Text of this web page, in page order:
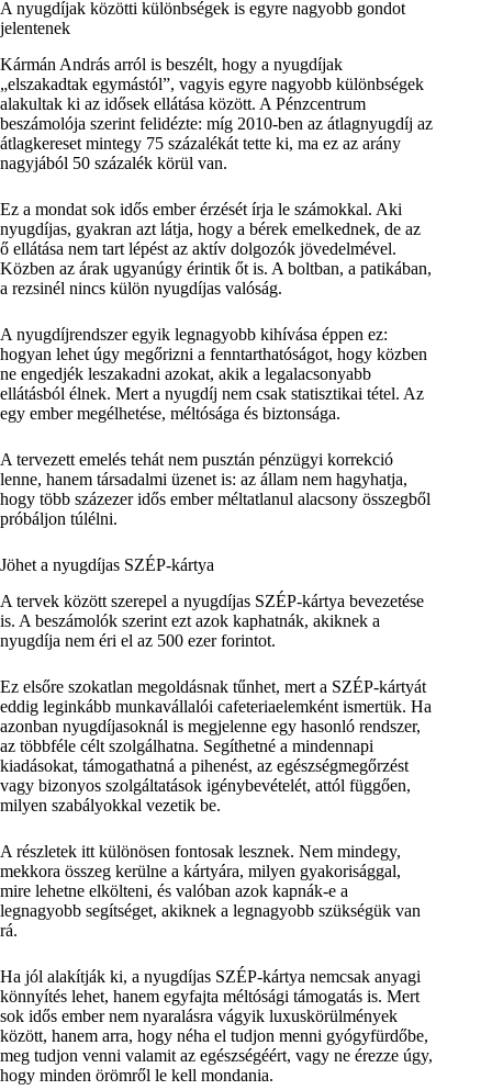
A nyugdíjak közötti különbségek is egyre nagyobb gondot
jelentenek
Kármán András arról is beszélt, hogy a nyugdíjak
„elszakadtak egymástól”, vagyis egyre nagyobb különbségek
alakultak ki az idősek ellátása között. A Pénzcentrum
beszámolója szerint felidézte: míg 2010-ben az átlagnyugdíj az
átlagkereset mintegy 75 százalékát tette ki, ma ez az arány
nagyjából 50 százalék körül van.
Ez a mondat sok idős ember érzését írja le számokkal. Aki
nyugdíjas, gyakran azt látja, hogy a bérek emelkednek, de az
ő ellátása nem tart lépést az aktív dolgozók jövedelmével.
Közben az árak ugyanúgy érintik őt is. A boltban, a patikában,
a rezsinél nincs külön nyugdíjas valóság.
A nyugdíjrendszer egyik legnagyobb kihívása éppen ez:
hogyan lehet úgy megőrizni a fenntarthatóságot, hogy közben
ne engedjék leszakadni azokat, akik a legalacsonyabb
ellátásból élnek. Mert a nyugdíj nem csak statisztikai tétel. Az
egy ember megélhetése, méltósága és biztonsága.
A tervezett emelés tehát nem pusztán pénzügyi korrekció
lenne, hanem társadalmi üzenet is: az állam nem hagyhatja,
hogy több százezer idős ember méltatlanul alacsony összegből
próbáljon túlélni.
Jöhet a nyugdíjas SZÉP-kártya
A tervek között szerepel a nyugdíjas SZÉP-kártya bevezetése
is. A beszámolók szerint ezt azok kaphatnák, akiknek a
nyugdíja nem éri el az 500 ezer forintot.
Ez elsőre szokatlan megoldásnak tűnhet, mert a SZÉP-kártyát
eddig leginkább munkavállalói cafeteriaelemként ismertük. Ha
azonban nyugdíjasoknál is megjelenne egy hasonló rendszer,
az többféle célt szolgálhatna. Segíthetné a mindennapi
kiadásokat, támogathatná a pihenést, az egészségmegőrzést
vagy bizonyos szolgáltatások igénybevételét, attól függően,
milyen szabályokkal vezetik be.
A részletek itt különösen fontosak lesznek. Nem mindegy,
mekkora összeg kerülne a kártyára, milyen gyakorisággal,
mire lehetne elkölteni, és valóban azok kapnák-e a
legnagyobb segítséget, akiknek a legnagyobb szükségük van
rá.
Ha jól alakítják ki, a nyugdíjas SZÉP-kártya nemcsak anyagi
könnyítés lehet, hanem egyfajta méltósági támogatás is. Mert
sok idős ember nem nyaralásra vágyik luxuskörülmények
között, hanem arra, hogy néha el tudjon menni gyógyfürdőbe,
meg tudjon venni valamit az egészségéért, vagy ne érezze úgy,
hogy minden örömről le kell mondania.